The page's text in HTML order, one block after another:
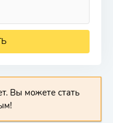
Вы можете стать